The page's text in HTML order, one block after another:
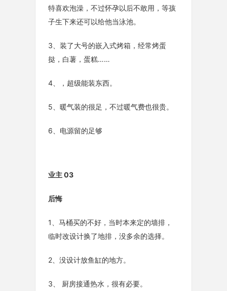
特喜欢泡澡，不过怀孕以后不敢用，等孩
子生下来还可以给他当泳池。
3、装了大号的嵌入式烤箱，经常烤蛋
挞，白薯，蛋糕……
4、，超级能装东西。
5、暖气装的很足，不过暖气费也很贵。
6、电源留的足够
业主 03
后悔
1、马桶买的不好，当时本来定的墙排，
临时改设计换了地排，没多余的选择。
2、没设计放鱼缸的地方。
3、 厨房接通热水，很有必要。